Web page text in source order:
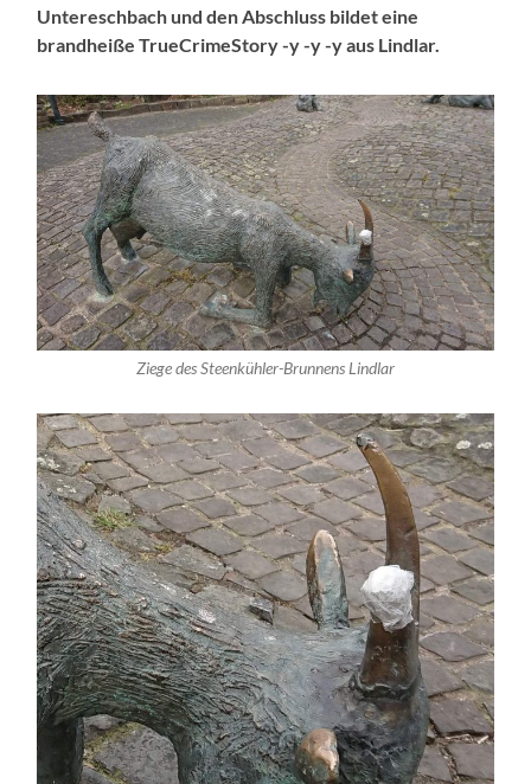
Untereschbach und den Abschluss bildet eine
brandheiße TrueCrimeStory -y -y -y aus Lindlar.
Ziege des Steenkühler-Brunnens Lindlar